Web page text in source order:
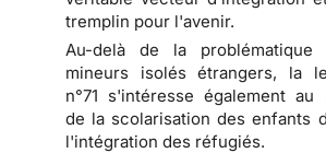
tremplin pour l'avenir.
Au-delà de la problématique
mineurs isolés étrangers, la
n°71 s'intéresse également au
de la scolarisation des enfants
l'intégration des réfugiés.